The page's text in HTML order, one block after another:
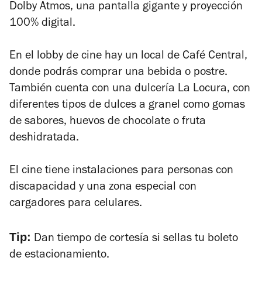
Dolby Atmos, una pantalla gigante y proyección
100% digital.
En el lobby de cine hay un local de Café Central,
donde podrás comprar una bebida o postre.
También cuenta con una dulcería La Locura, con
diferentes tipos de dulces a granel como gomas
de sabores, huevos de chocolate o fruta
deshidratada.
El cine tiene instalaciones para personas con
discapacidad y una zona especial con
cargadores para celulares.
Tip: Dan tiempo de cortesía si sellas tu boleto
de estacionamiento.